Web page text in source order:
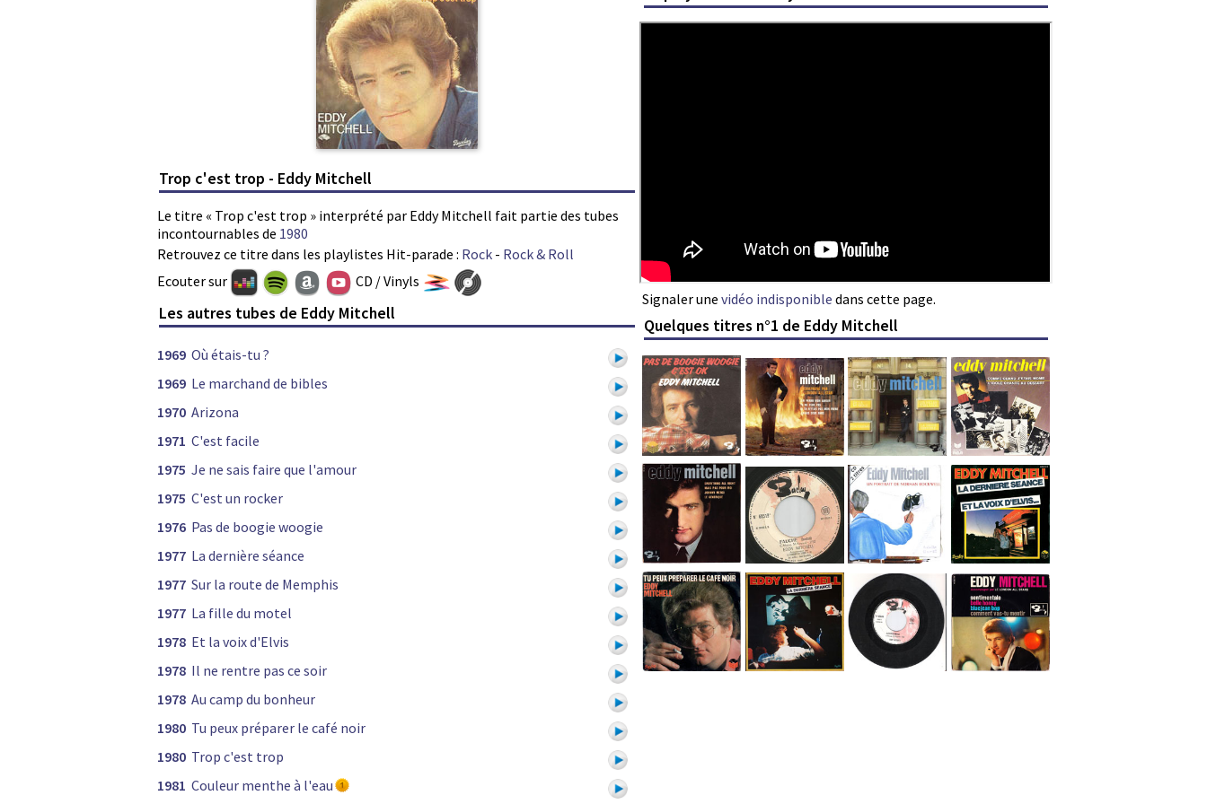
Trop c'est trop - Eddy Mitchell
Le titre « Trop c'est trop » interprété par Eddy Mitchell fait partie des tubes
incontournables de 1980
Retrouvez ce titre dans les playlistes Hit-parade : Rock - Rock & Roll
Signaler une vidéo indisponible dans cette page.
Ecouter sur CD / Vinyls
Les autres tubes de Eddy Mitchell
1969 Où étais-tu ?
1969 Le marchand de bibles
1970 Arizona
1971 C'est facile
1975 Je ne sais faire que l'amour
1975 C'est un rocker
1976 Pas de boogie woogie
1977 La dernière séance
1977 Sur la route de Memphis
1977 La fille du motel
1978 Et la voix d'Elvis
1978 Il ne rentre pas ce soir
1978 Au camp du bonheur
1980 Tu peux préparer le café noir
1980 Trop c'est trop
1981 Couleur menthe à l'eau
Quelques titres n°1 de Eddy Mitchell